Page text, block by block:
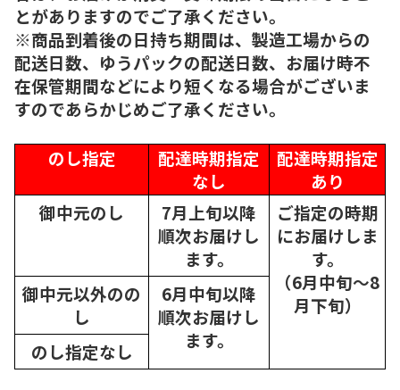
とがありますのでご了承ください。
※商品到着後の日持ち期間は、製造工場からの
配送日数、ゆうパックの配送日数、お届け時不
在保管期間などにより短くなる場合がございま
すのであらかじめご了承ください。
のし指定
配達時期指定
なし
配達時期指定
あり
御中元のし
7月上旬以降
順次お届けし
ます。
ご指定の時期
にお届けしま
す。
（6月中旬～8
月下旬）
御中元以外のの
し
6月中旬以降
順次お届けし
ます。
のし指定なし